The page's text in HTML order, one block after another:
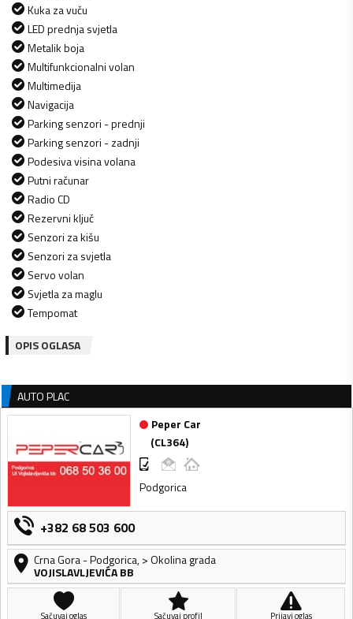
Kuka za vuču
LED prednja svjetla
Metalik boja
Multifunkcionalni volan
Multimedija
Navigacija
Parking senzori - prednji
Parking senzori - zadnji
Podesiva visina volana
Putni računar
Radio CD
Rezervni ključ
Senzori za kišu
Senzori za svjetla
Servo volan
Svjetla za maglu
Tempomat
OPIS OGLASA
AUTO PLAC
Peper Car
(CL364)
Podgorica
+382 68 503 600
Crna Gora-Podgorica,> Okolina grada
VOJISLAVLJEVIĆA BB
Sačuvaj oglas Sačuvaj profil Prijavi oglas